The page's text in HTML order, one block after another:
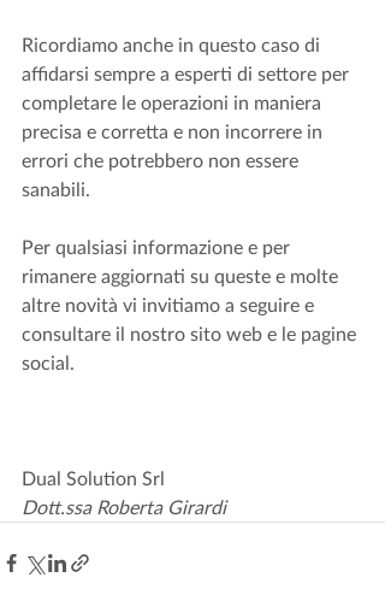
Ricordiamo anche in questo caso di
affidarsi sempre a esperti di settore per
completare le operazioni in maniera
precisa e corretta e non incorrere in
errori che potrebbero non essere
sanabili.
Per qualsiasi informazione e per
rimanere aggiornati su queste e molte
altre novità vi invitiamo a seguire e
consultare il nostro sito web e le pagine
social.
Dual Solution Srl
Dott.ssa Roberta Girardi